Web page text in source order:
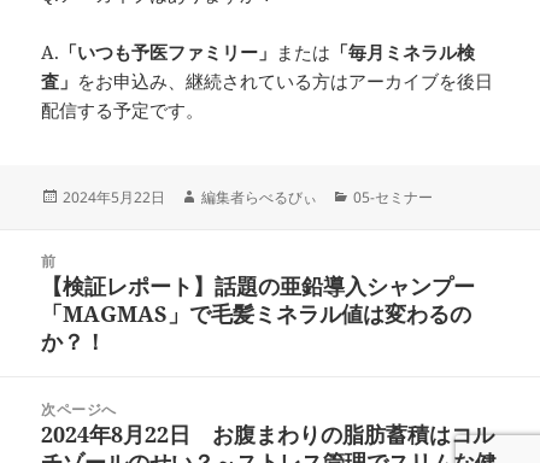
A. 「いつも予医ファミリー」 または 「毎月ミネラル検
査」 をお申込み、継続されている方はアーカイブを後日
配信する予定です。
投
2024年5月22日
作
編集者らべるびぃ
カ
ー
05-セミナー
前
前
の
投
【検証レポート】話題の亜鉛導入シャンプー
「MAGMAS」で毛髪ミネラル値は変わるの
か？！
次ページへ
次
2024年8月22日 お腹まわりの脂肪蓄積はコル